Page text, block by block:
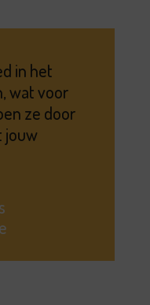
in het
wat voor
ze door
jouw